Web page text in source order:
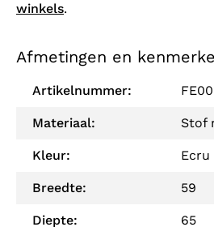
winkels.
Afmetingen en
Artikelnummer:
Materiaal: Stof
Kleur: Ecru
Breedte: 59
Diepte: 65